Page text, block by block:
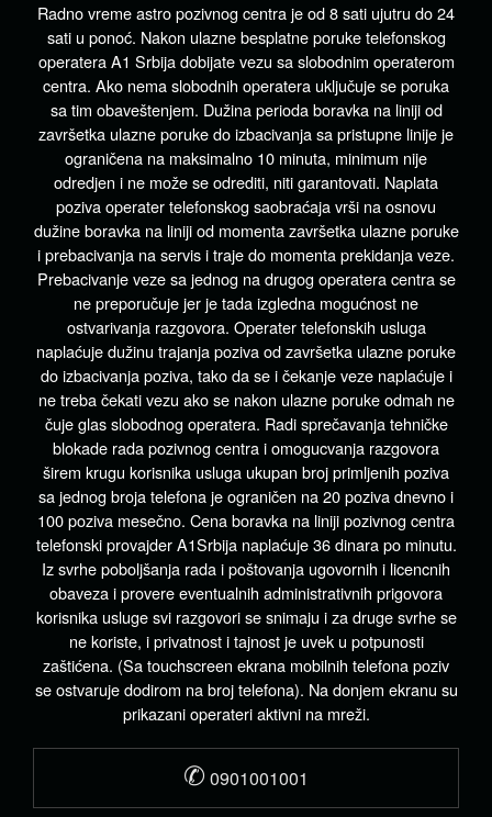
Radno vreme astro pozivnog centra je od 8 sati ujutru do 24
sati u ponoć. Nakon ulazne besplatne poruke telefonskog
operatera A1 Srbija dobijate vezu sa slobodnim operaterom
centra. Ako nema slobodnih operatera uključuje se poruka
sa tim obaveštenjem. Dužina perioda boravka na liniji od
završetka ulazne poruke do izbacivanja sa pristupne linije je
ograničena na maksimalno 10 minuta, minimum nije
odredjen i ne može se odrediti, niti garantovati. Naplata
poziva operater telefonskog saobraćaja vrši na osnovu
dužine boravka na liniji od momenta završetka ulazne poruke
i prebacivanja na servis i traje do momenta prekidanja veze.
Prebacivanje veze sa jednog na drugog operatera centra se
ne preporučuje jer je tada izgledna mogućnost ne
ostvarivanja razgovora. Operater telefonskih usluga
naplaćuje dužinu trajanja poziva od završetka ulazne poruke
do izbacivanja poziva, tako da se i čekanje veze naplaćuje i
ne treba čekati vezu ako se nakon ulazne poruke odmah ne
čuje glas slobodnog operatera. Radi sprečavanja tehničke
blokade rada pozivnog centra i omogucvanja razgovora
širem krugu korisnika usluga ukupan broj primljenih poziva
sa jednog broja telefona je ograničen na 20 poziva dnevno i
100 poziva mesečno. Cena boravka na liniji pozivnog centra
telefonski provajder A1Srbija naplaćuje 36 dinara po minutu.
Iz svrhe poboljšanja rada i poštovanja ugovornih i licencnih
obaveza i provere eventualnih administrativnih prigovora
korisnika usluge svi razgovori se snimaju i za druge svrhe se
ne koriste, i privatnost i tajnost je uvek u potpunosti
zaštićena. (Sa touchscreen ekrana mobilnih telefona poziv
se ostvaruje dodirom na broj telefona). Na donjem ekranu su
prikazani operateri aktivni na mreži.
✆ 0901001001